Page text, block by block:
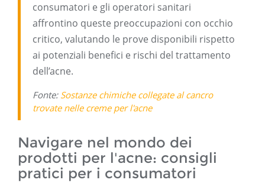
consumatori e gli operatori sanitari
affrontino queste preoccupazioni con occhio
critico, valutando le prove disponibili rispetto
ai potenziali benefici e rischi del trattamento
dell’acne.
Fonte: Sostanze chimiche collegate al cancro
trovate nelle creme per l'acne
Navigare nel mondo dei
prodotti per l'acne: consigli
pratici per i consumatori